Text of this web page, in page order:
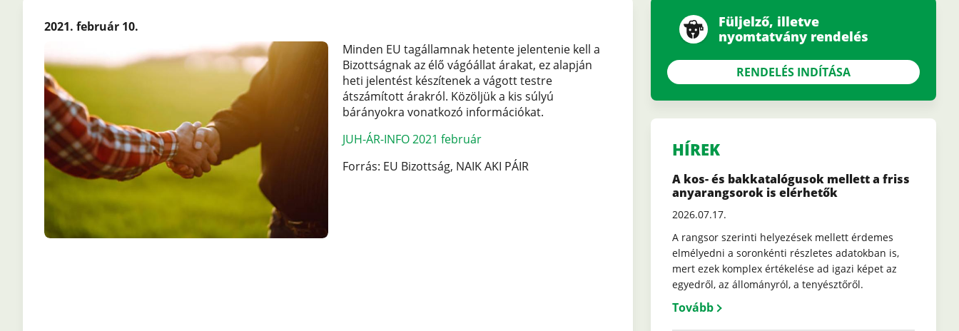
2021. február 10.
Minden EU tagállamnak hetente jelentenie kell a
Bizottságnak az élő vágóállat árakat, ez alapján
heti jelentést készítenek a vágott testre
átszámított árakról. Közöljük a kis súlyú
bárányokra vonatkozó információkat.
Fájl
JUH-ÁR-INFO 2021 február
Forrás: EU Bizottság, NAIK AKI PÁIR
Füljelző, illetve
nyomtatvány rendelés
RENDELÉS INDÍTÁSA
HÍREK
A kos- és bakkatalógusok mellett a friss
anyarangsorok is elérhetők
2026.07.17.
A rangsor szerinti helyezések mellett érdemes
elmélyedni a soronkénti részletes adatokban is,
mert ezek komplex értékelése ad igazi képet az
egyedről, az állományról, a tenyésztőről.
Tovább